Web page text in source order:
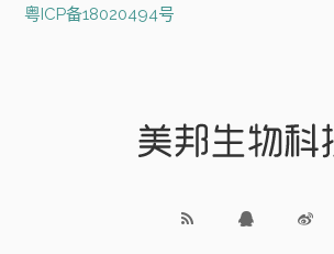
粤ICP备18020494号